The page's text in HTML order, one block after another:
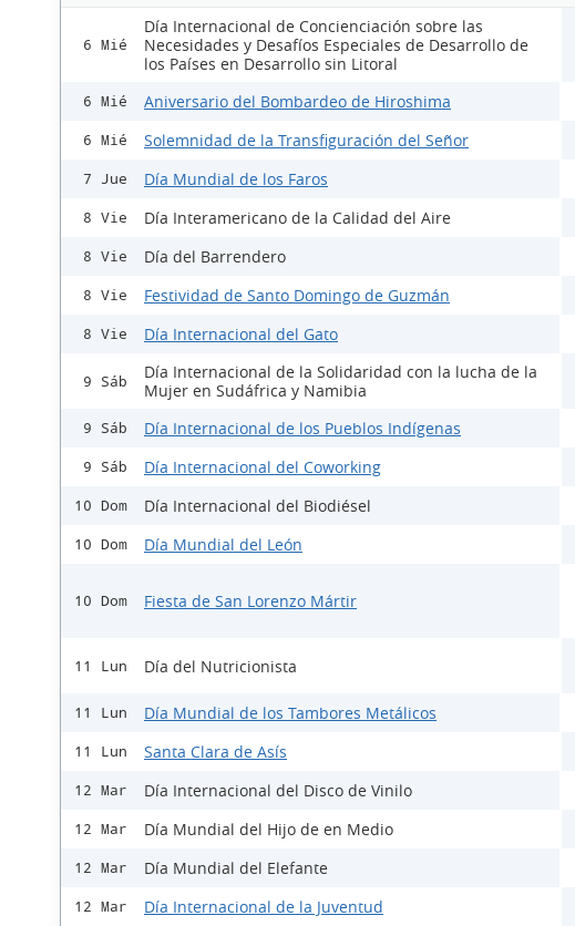
6 Mié
Día Internacional de Concienciación sobre las
Necesidades y Desafíos Especiales de Desarrollo de
los Países en Desarrollo sin Litoral
6 Mié Aniversario del Bombardeo de Hiroshima
6 Mié Solemnidad de la Transfiguración del Señor
7 Jue Día Mundial de los Faros
8 Vie Día Interamericano de la Calidad del Aire
8 Vie Día del Barrendero
8 Vie Festividad de Santo Domingo de Guzmán
8 Vie Día Internacional del Gato
9 Sáb
Día Internacional de la Solidaridad con la lucha de la
Mujer en Sudáfrica y Namibia
9 Sáb Día Internacional de los Pueblos Indígenas
9 Sáb Día Internacional del Coworking
10 Dom Día Internacional del Biodiésel
10 Dom Día Mundial del León
10 Dom Fiesta de San Lorenzo Mártir
11 Lun Día del Nutricionista
11 Lun Día Mundial de los Tambores Metálicos
11 Lun Santa Clara de Asís
12 Mar Día Internacional del Disco de Vinilo
12 Mar Día Mundial del Hijo de en Medio
12 Mar Día Mundial del Elefante
12 Mar Día Internacional de la Juventud